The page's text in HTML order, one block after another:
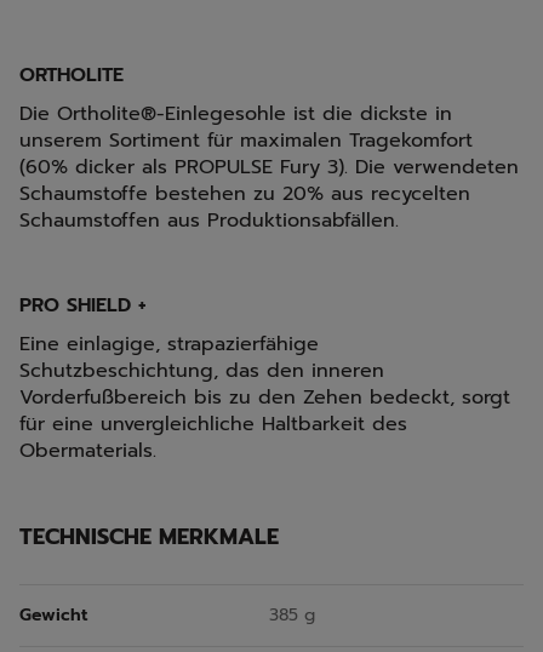
ORTHOLITE
Die Ortholite®-Einlegesohle ist die dickste in
unserem Sortiment für maximalen Tragekomfort
(60% dicker als PROPULSE Fury 3). Die verwendeten
Schaumstoffe bestehen zu 20% aus recycelten
Schaumstoffen aus Produktionsabfällen.
PRO SHIELD +
Eine einlagige, strapazierfähige
Schutzbeschichtung, das den inneren
Vorderfußbereich bis zu den Zehen bedeckt, sorgt
für eine unvergleichliche Haltbarkeit des
Obermaterials.
TECHNISCHE MERKMALE
Gewicht 385 g